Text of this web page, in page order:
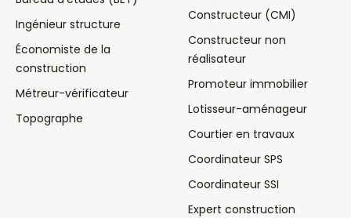
Ingénieur structure
Économiste de la
construction
Métreur-vérificateur
Topographe
Constructeur (CMI)
Constructeur non
réalisateur
Promoteur immobilier
Lotisseur-aménageur
Courtier en travaux
Coordinateur SPS
Coordinateur SSI
Expert construction